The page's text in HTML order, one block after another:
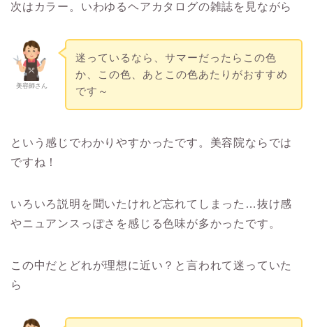
次はカラー。いわゆるヘアカタログの雑誌を見ながら
美容師さん
迷っているなら、サマーだったらこの色
か、この色、あとこの色あたりがおすすめ
です～
という感じでわかりやすかったです。美容院ならでは
ですね！
いろいろ説明を聞いたけれど忘れてしまった…抜け感
やニュアンスっぽさを感じる色味が多かったです。
この中だとどれが理想に近い？と言われて迷っていた
ら